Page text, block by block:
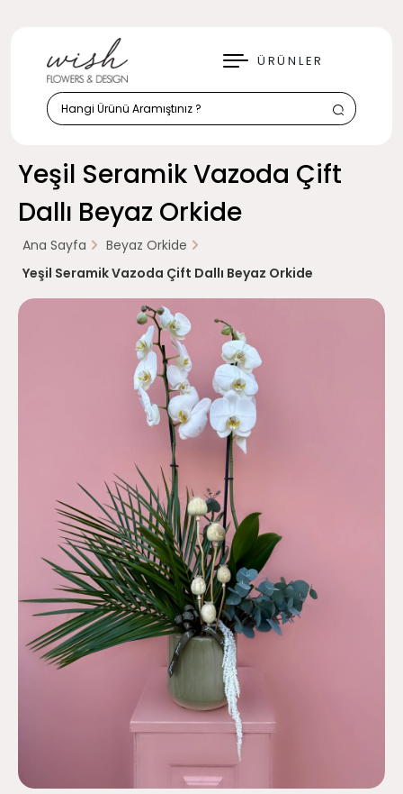
ÜRÜNLER
KAPAT
Yeşil Seramik Vazoda Çift
Dallı Beyaz Orkide
Ana Sayfa
Beyaz Orkide
Yeşil Seramik Vazoda Çift Dallı Beyaz Orkide